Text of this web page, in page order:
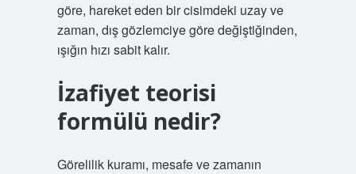
göre, hareket eden bir cisimdeki uzay ve
zaman, dış gözlemciye göre değiştiğinden,
ışığın hızı sabit kalır.
İzafiyet teorisi
formülü nedir?
Görelilik kuramı, mesafe ve zamanın